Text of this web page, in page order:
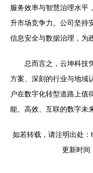
服务效率与智慧治理水平
升市场竞争力。公司坚持
信息安全与数据治理，为
总而言之，云坤科技
方案、深刻的行业与地域
户在数字化转型道路上值
能、高效、互联的数字未
如若转载，请注明出处
更新时间